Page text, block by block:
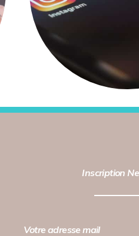
Inscription
Votre adresse mail